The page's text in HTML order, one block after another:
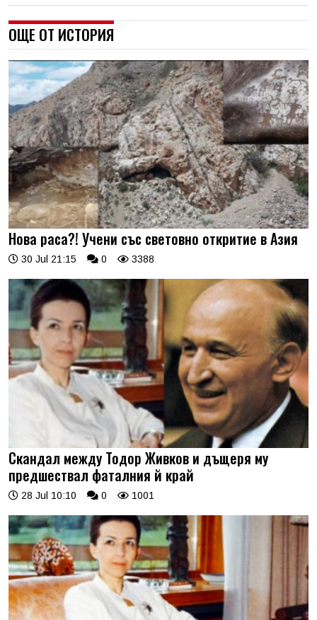
ОЩЕ ОТ ИСТОРИЯ
Нова раса?! Учени със световно откритие в Азия
30 Jul 21:15 0 3388
Скандал между Тодор Живков и дъщеря му
предшествал фаталния й край
28 Jul 10:10 0 1001